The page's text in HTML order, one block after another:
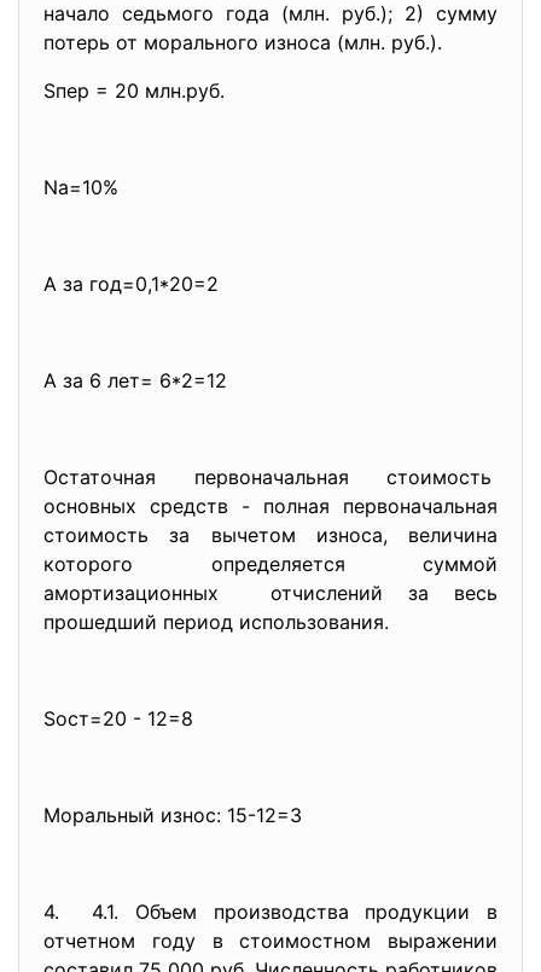
начало седьмого года (млн. руб.); 2) сумму
потерь от морального износа (млн. руб.).
Sпер = 20 млн.руб.
Na=10%
А за год=0,1*20=2
А за 6 лет= 6*2=12
Остаточная первоначальная стоимость
основных средств - полная первоначальная
стоимость за вычетом износа, величина
которого определяется суммой
амортизационных отчислений за весь
прошедший период использования.
Sост=20 - 12=8
Моральный износ: 15-12=3
4. 4.1. Объем производства продукции в
отчетном году в стоимостном выражении